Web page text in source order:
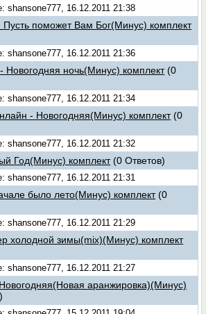
shansone777, 16.12.2011 21:38
Пусть поможет Вам Бог(Минус) комплект
shansone777, 16.12.2011 21:36
ночь(Минус) комплект (0
shansone777, 16.12.2011 21:34
- Новогодняя(Минус) комплект (0
shansone777, 16.12.2011 21:32
Год(Минус) комплект (0 Ответов)
shansone777, 16.12.2011 21:31
было лето(Минус) комплект (0
shansone777, 16.12.2011 21:29
холодной зимы(mix)(Минус) комплект
shansone777, 16.12.2011 21:27
аранжировка)(Минус)